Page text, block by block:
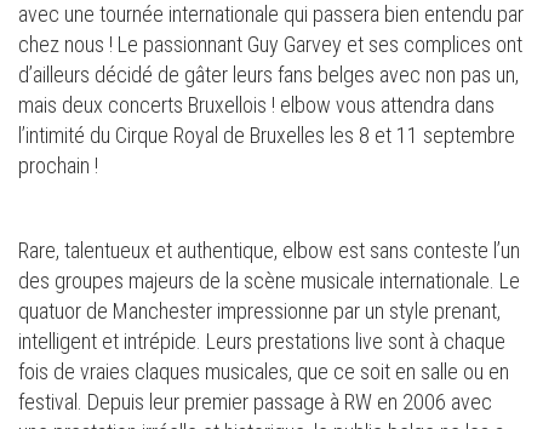
avec une tournée internationale qui passera bien entendu par
chez nous ! Le passionnant Guy Garvey et ses complices ont
d’ailleurs décidé de gâter leurs fans belges avec non pas un,
mais deux concerts Bruxellois ! elbow vous attendra dans
l’intimité du Cirque Royal de Bruxelles les 8 et 11 septembre
prochain !
Rare, talentueux et authentique, elbow est sans conteste l’un
des groupes majeurs de la scène musicale internationale. Le
quatuor de Manchester impressionne par un style prenant,
intelligent et intrépide. Leurs prestations live sont à chaque
fois de vraies claques musicales, que ce soit en salle ou en
festival. Depuis leur premier passage à RW en 2006 avec